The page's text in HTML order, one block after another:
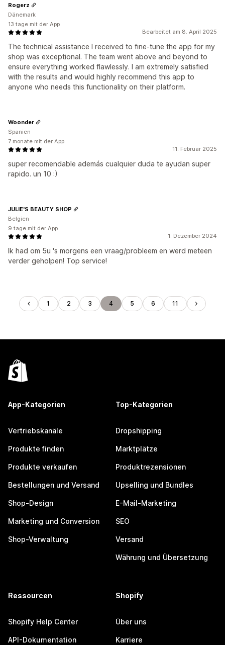
Bearbeitet am 8. April 2025
The technical assistance I received to fine-tune the app for my
shop was exceptional. The team went above and beyond to
ensure everything worked flawlessly. I am extremely satisfied
with the results and would highly recommend this app to
anyone who needs this functionality on their platform.
Rogerz
Dänemark
13 tage mit der App
11. Februar 2025
super recomendable además cualquier duda te ayudan super
rapido. un 10 :)
Woonder
Spanien
7 monate mit der App
1. Dezember 2024
Ik had om 5u 's morgens een vraag/probleem en werd meteen
verder geholpen! Top service!
JULIE'S BEAUTY SHOP
Belgien
9 tage mit der App
1 2 3 4 5 6 11
App-Kategorien
Vertriebskanäle
Produkte finden
Produkte verkaufen
Bestellungen und Versand
Shop-Design
Marketing und Conversion
Shop-Verwaltung
Top-Kategorien
Dropshipping
Marktplätze
Produktrezensionen
Upselling und Bundles
E-Mail-Marketing
SEO
Versand
Währung und Übersetzung
Ressourcen
Shopify Help Center
API-Dokumentation
Shopify
Über uns
Karriere